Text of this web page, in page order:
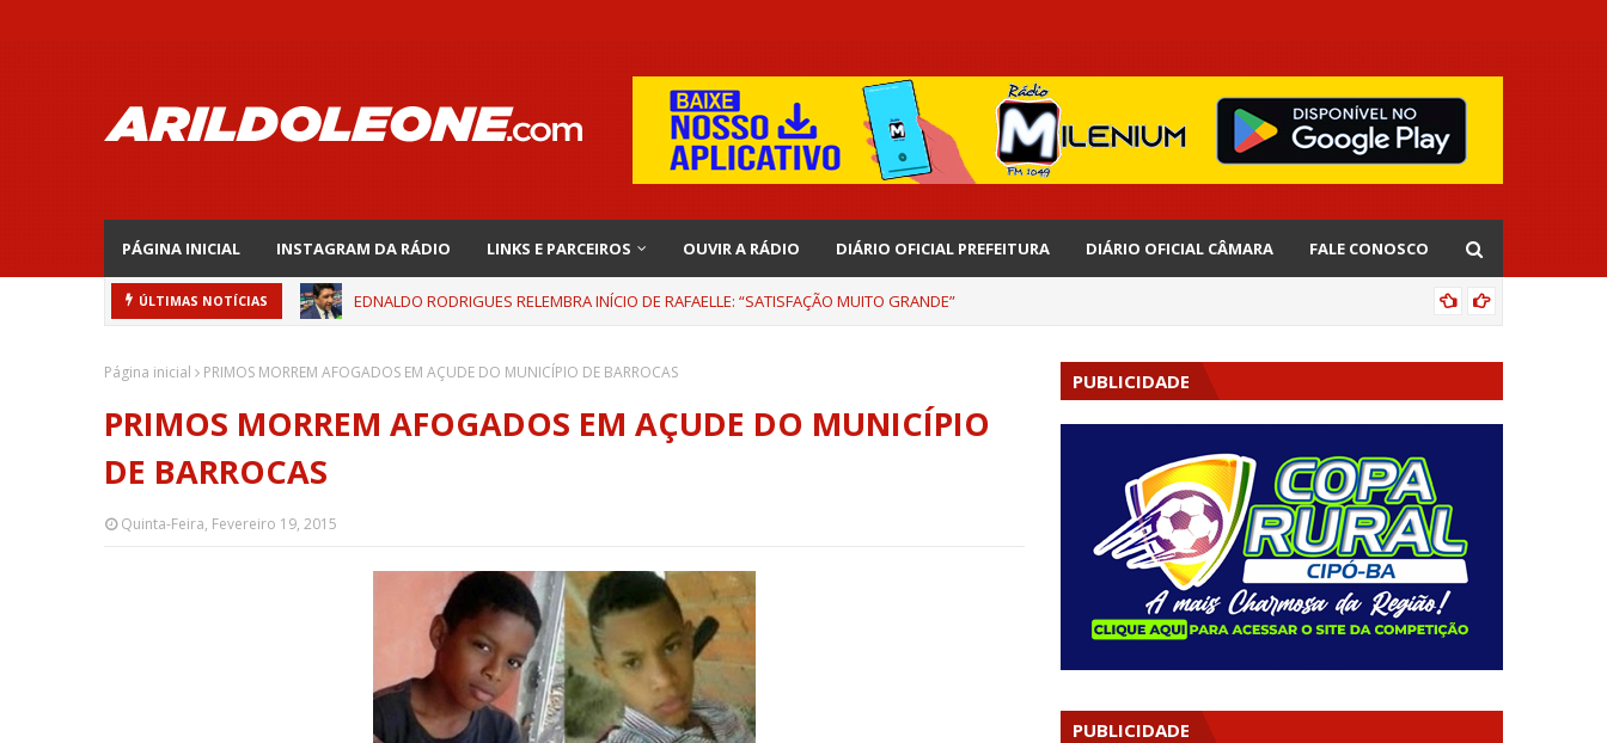
PÁGINA INICIAL INSTAGRAM DA RÁDIO LINKS E PARCEIROS OUVIR A RÁDIO DIÁRIO OFICIAL PREFEITURA DIÁRIO OFICIAL CÂMARA FALE CONOSCO
ÚLTIMAS NOTÍCIAS EDNALDO RODRIGUES RELEMBRA INÍCIO DE RAFAELLE: “SATISFAÇÃO MUITO GRANDE”
Página inicial PRIMOS MORREM AFOGADOS EM AÇUDE DO MUNICÍPIO DE BARROCAS
PRIMOS MORREM AFOGADOS EM AÇUDE DO MUNICÍPIO
DE BARROCAS
Quinta-Feira, Fevereiro 19, 2015
PUBLICIDADE
PUBLICIDADE